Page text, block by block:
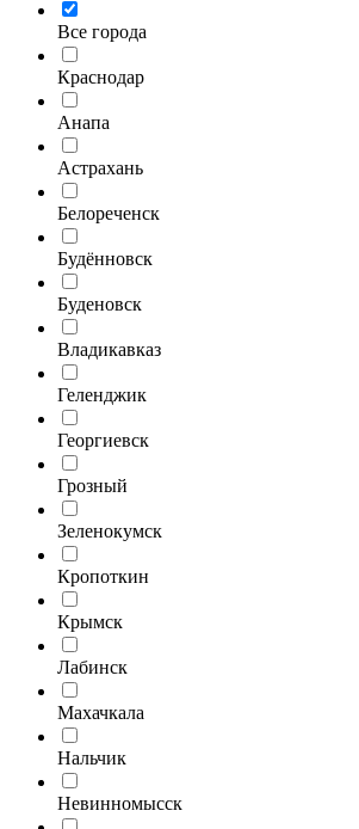
Все города
Краснодар
Анапа
Астрахань
Белореченск
Будённовск
Буденовск
Владикавказ
Геленджик
Георгиевск
Грозный
Зеленокумск
Кропоткин
Крымск
Лабинск
Махачкала
Нальчик
Невинномысск